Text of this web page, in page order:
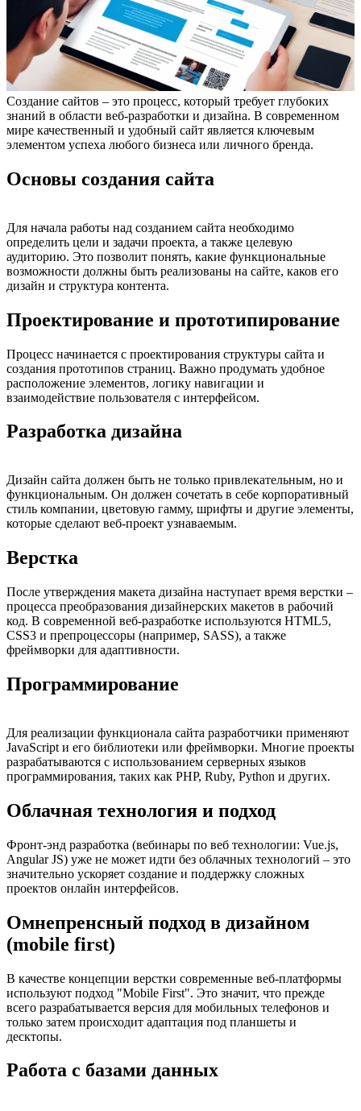
Создание сайтов – это процесс, который требует глубоких
знаний в области веб-разработки и дизайна. В современном
мире качественный и удобный сайт является ключевым
элементом успеха любого бизнеса или личного бренда.
Основы создания сайта
Для начала работы над созданием сайта необходимо
определить цели и задачи проекта, а также целевую
аудиторию. Это позволит понять, какие функциональные
возможности должны быть реализованы на сайте, каков его
дизайн и структура контента.
Проектирование и прототипирование
Процесс начинается с проектирования структуры сайта и
создания прототипов страниц. Важно продумать удобное
расположение элементов, логику навигации и
взаимодействие пользователя с интерфейсом.
Разработка дизайна
Дизайн сайта должен быть не только привлекательным, но и
функциональным. Он должен сочетать в себе корпоративный
стиль компании, цветовую гамму, шрифты и другие элементы,
которые сделают веб-проект узнаваемым.
Верстка
После утверждения макета дизайна наступает время верстки –
процесса преобразования дизайнерских макетов в рабочий
код. В современной веб-разработке используются HTML5,
CSS3 и препроцессоры (например, SASS), а также
фреймворки для адаптивности.
Программирование
Для реализации функционала сайта разработчики применяют
JavaScript и его библиотеки или фреймворки. Многие проекты
разрабатываются с использованием серверных языков
программирования, таких как PHP, Ruby, Python и других.
Облачная технология и подход
Фронт-энд разработка (вебинары по веб технологии: Vue.js,
Angular JS) уже не может идти без облачных технологий – это
значительно ускоряет создание и поддержку сложных
проектов онлайн интерфейсов.
Омнепренсный подход в дизайном
(mobile first)
В качестве концепции верстки современные веб-платформы
используют подход "Mobile First". Это значит, что прежде
всего разрабатывается версия для мобильных телефонов и
только затем происходит адаптация под планшеты и
десктопы.
Работа с базами данных